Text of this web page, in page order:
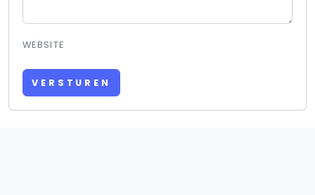
WEBSITE
VERSTUREN